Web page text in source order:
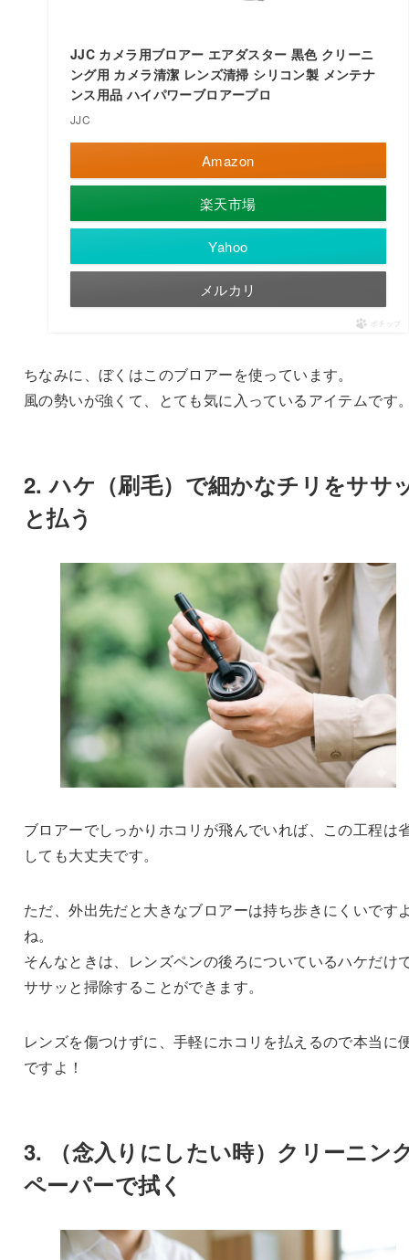
JJC カメラ用ブロアー エアダスター 黒色 クリーニ
ング用 カメラ清潔 レンズ清掃 シリコン製 メンテナ
ンス用品 ハイパワーブロアープロ
JJC
Amazon
楽天市場
Yahoo
メルカリ
ポチップ
ちなみに、ぼくはこのブロアーを使っています。
風の勢いが強くて、とても気に入っているアイテムです
2. ハケ（刷毛）で細かなチリをササ
と払う
ブロアーでしっかりホコリが飛んでいれば、この工程は
しても大丈夫です。
ただ、外出先だと大きなブロアーは持ち歩きにくいです
ね。
そんなときは、レンズペンの後ろについているハケだけ
ササッと掃除することができます。
レンズを傷つけずに、手軽にホコリを払えるので本当に
ですよ！
3. （念入りにしたい時）クリーニン
ペーパーで拭く